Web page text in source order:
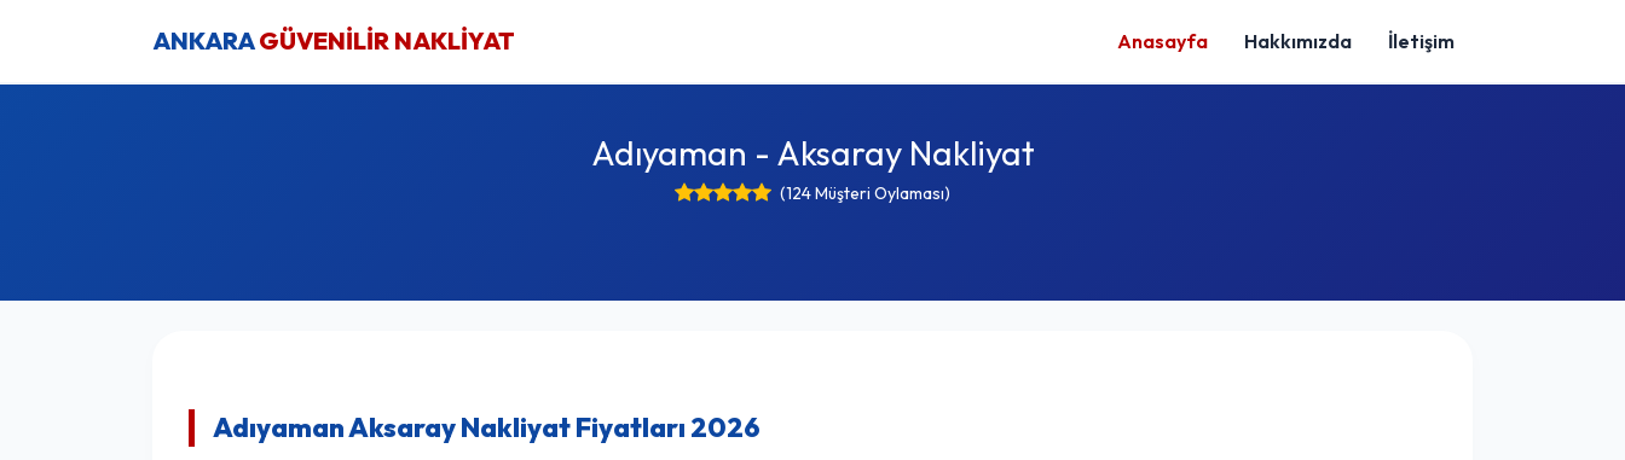
ANKARAGÜVENİLİR NAKLİYAT Anasayfa Hakkımızda İletişim
Adıyaman - Aksaray Nakliyat
(124 Müşteri Oylaması)
Adıyaman Aksaray Nakliyat Fiyatları 2026